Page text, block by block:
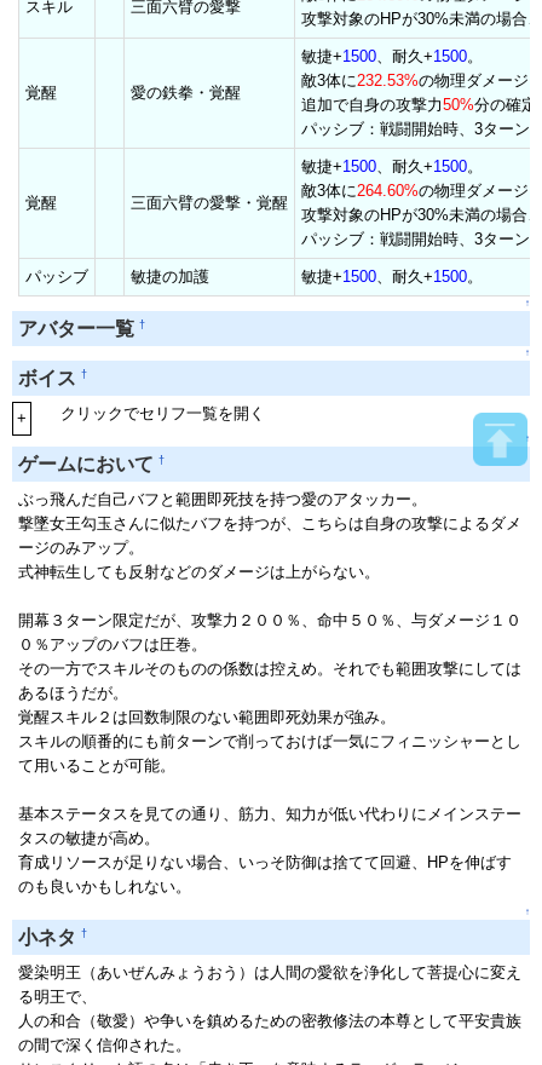
スキル 三面六臂の愛撃
攻撃対象のHPが30%未満の場合
覚醒 愛の鉄拳・覚醒
敏捷+1500、耐久+1500。
敵3体に232.53%の物理ダメージ
追加で自身の攻撃力50%分の確定
パッシブ：戦闘開始時、3ターン
覚醒 三面六臂の愛撃・覚醒
敏捷+1500、耐久+1500。
敵3体に264.60%の物理ダメージ
攻撃対象のHPが30%未満の場合
パッシブ：戦闘開始時、3ターン
パッシブ 敏捷の加護 敏捷+1500、耐久+1500。
↑
アバター一覧 †
↑
ボイス †
+ クリックでセリフ一覧を開く
↑
ゲームにおいて †
ぶっ飛んだ自己バフと範囲即死技を持つ愛のアタッカー。
撃墜女王勾玉さんに似たバフを持つが、こちらは自身の攻撃によるダメ
ージのみアップ。
式神転生しても反射などのダメージは上がらない。
開幕３ターン限定だが、攻撃力２００％、命中５０％、与ダメージ１０
０％アップのバフは圧巻。
その一方でスキルそのものの係数は控えめ。それでも範囲攻撃にしては
あるほうだが。
覚醒スキル２は回数制限のない範囲即死効果が強み。
スキルの順番的にも前ターンで削っておけば一気にフィニッシャーとし
て用いることが可能。
基本ステータスを見ての通り、筋力、知力が低い代わりにメインステー
タスの敏捷が高め。
育成リソースが足りない場合、いっそ防御は捨てて回避、HPを伸ばす
のも良いかもしれない。
↑
小ネタ †
愛染明王（あいぜんみょうおう）は人間の愛欲を浄化して菩提心に変え
る明王で、
人の和合（敬愛）や争いを鎮めるための密教修法の本尊として平安貴族
の間で深く信仰された。